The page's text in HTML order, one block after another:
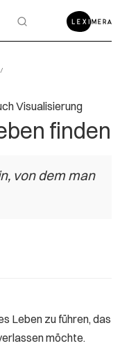
/
finden
von dem man
Leben zu führen, das
möchte.